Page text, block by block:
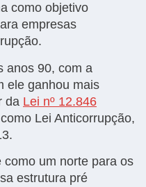
como objetivo
empresas
anos 90, com a
ele ganhou mais
da Lei nº 12.846
Lei Anticorrupção,
como um norte para os
estrutura pré